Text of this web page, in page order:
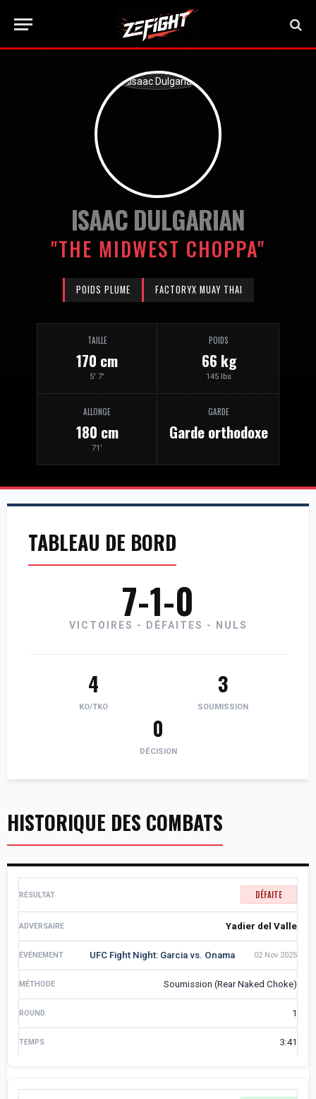
ISAAC DULGARIAN
"THE MIDWEST CHOPPA"
POIDS PLUME FACTORYX MUAY THAI
TAILLE
170 cm
5' 7'
POIDS
66 kg
145 lbs
ALLONGE
180 cm
71'
GARDE
Garde orthodoxe
TABLEAU DE BORD
7-1-0
VICTOIRES - DÉFAITES - NULS
4
KO/TKO
3
SOUMISSION
0
DÉCISION
HISTORIQUE DES COMBATS
DÉFAITE
Yadier del Valle
UFC Fight Night: Garcia vs. Onama 02 Nov 2025
Soumission (Rear Naked Choke)
1
3:41